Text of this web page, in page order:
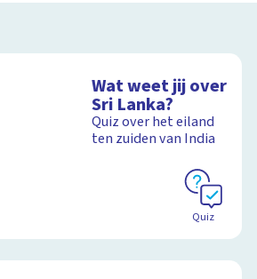
Wat weet jij over
Sri Lanka?
Quiz over het eiland
ten zuiden van India
Quiz